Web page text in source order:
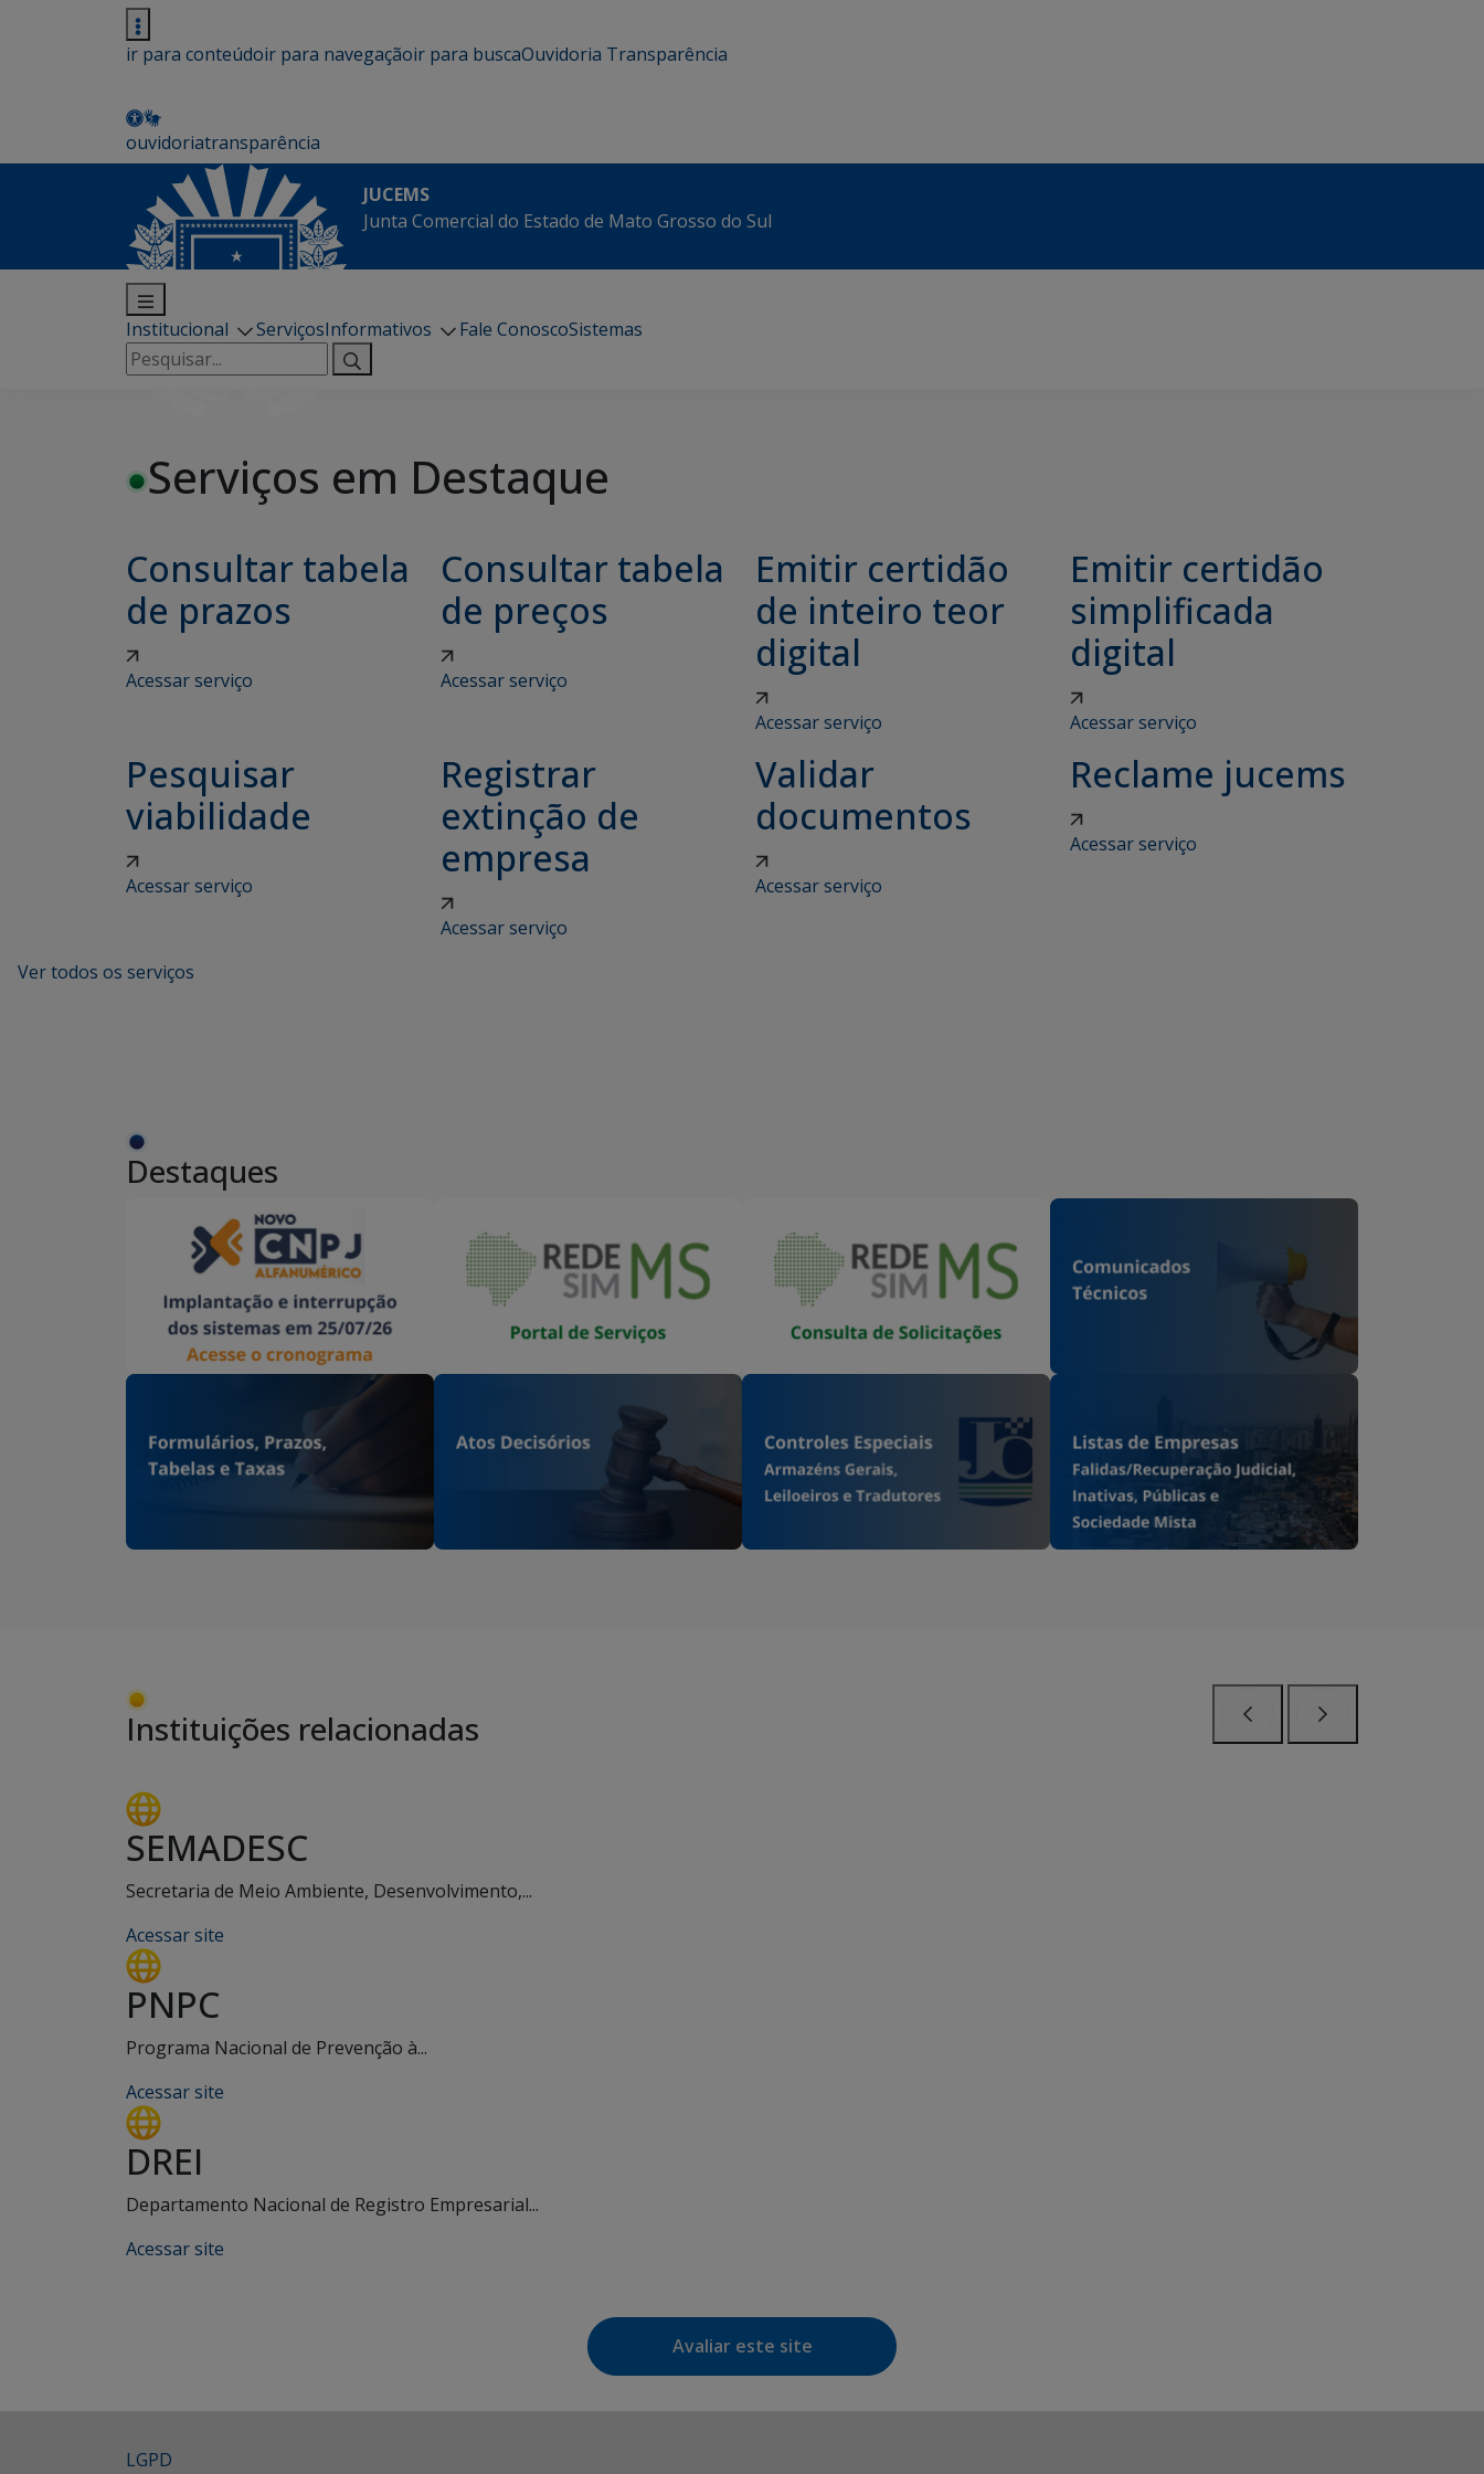
ir para conteúdoir para navegaçãoir para buscaOuvidoria Transparência
ouvidoriatransparência
JUCEMS
Junta Comercial do Estado de Mato Grosso do Sul
Institucional ServiçosInformativos Fale ConoscoSistemas
Pesquisar
por:
Serviços em Destaque
Consultar tabela
de prazos
Acessar serviço
Consultar tabela
de preços
Acessar serviço
Emitir certidão
de inteiro teor
digital
Acessar serviço
Emitir certidão
simplificada
digital
Acessar serviço
Pesquisar
viabilidade
Acessar serviço
Registrar
extinção de
empresa
Acessar serviço
Validar
documentos
Acessar serviço
Reclame jucems
Acessar serviço
Ver todos os serviços
Destaques
Instituições relacionadas
SEMADESC
Secretaria de Meio Ambiente, Desenvolvimento,...
Acessar site
PNPC
Programa Nacional de Prevenção à...
Acessar site
DREI
Departamento Nacional de Registro Empresarial...
Acessar site
Avaliar este site
LGPD